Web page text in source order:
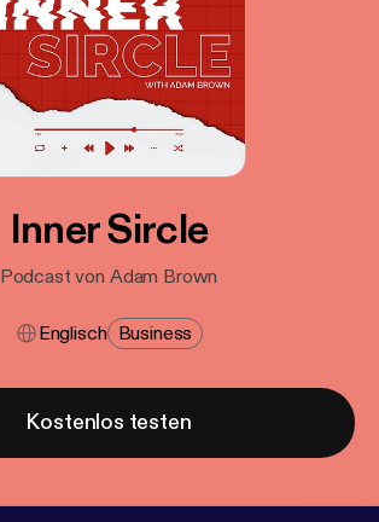
Inner Sircle
Podcast von Adam Brown
Englisch Business
Kostenlos testen